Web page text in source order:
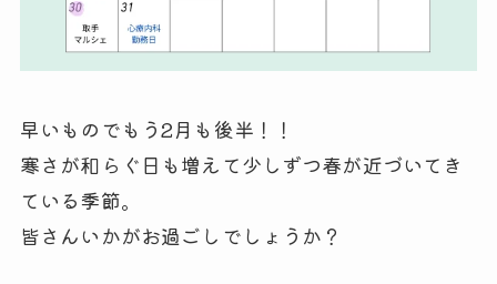
早いものでもう2月も後半！！
寒さが和らぐ日も増えて少しずつ春が近づいてき
ている季節。
皆さんいかがお過ごしでしょうか？